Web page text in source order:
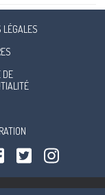
LÉGALES
DE